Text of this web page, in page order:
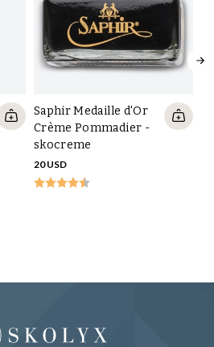
Saphir Medaille d'Or
Crème Pommadier -
skocreme
20 USD